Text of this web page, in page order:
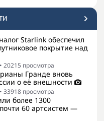
Starlink обеспечил
покрытие над
• 20215 просмотра
Гранде вновь
о её внешности
• 33918 просмотра
более 1300
60 артсистем —